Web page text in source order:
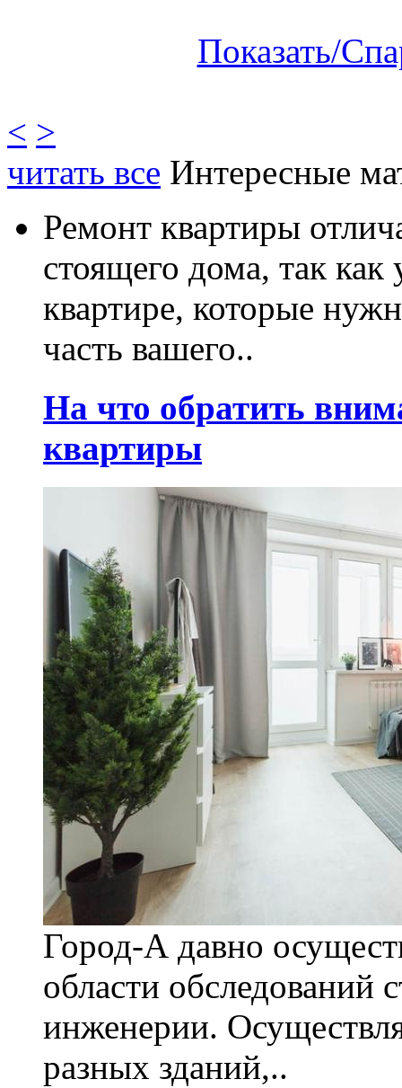
Показать/
< >
читать все Интересные
Ремонт квартиры
стоящего дома, так
квартире, которые
часть вашего..
На что обратить
квартиры
Город-А давно
области обследований
инженерии.
разных зданий,..